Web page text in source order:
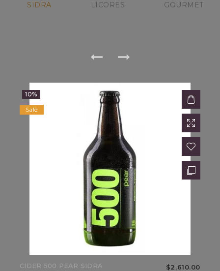
Sale
SIDRA LICORES GOURMET
Sale
10%
CIDER 500 PEAR SIDRA $2,610.00